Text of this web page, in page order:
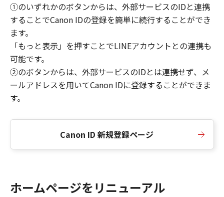
①のいずれかのボタンからは、外部サービスのIDと連携
することでCanon IDの登録を簡単に続行することができ
ます。
「もっと表示」を押すことでLINEアカウントとの連携も
可能です。
②のボタンからは、外部サービスのIDとは連携せず、メ
ールアドレスを用いてCanon IDに登録することができま
す。
Canon ID 新規登録ページ
ホームページをリニューアル